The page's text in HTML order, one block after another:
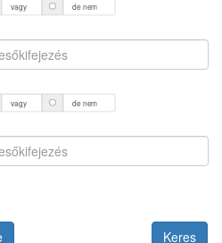
vagy de nem
vagy de nem